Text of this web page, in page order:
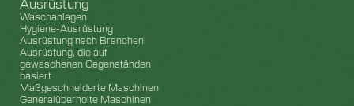
Waschanlagen
Hygiene-Ausrüstung
Ausrüstung nach Branchen
Ausrüstung, die auf
gewaschenen Gegenständen
basiert
Maßgeschneiderte Maschinen
Generalüberholte Maschinen